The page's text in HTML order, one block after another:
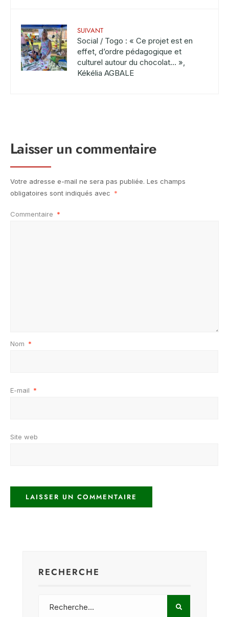
SUIVANT
Social / Togo : « Ce projet est en
effet, d’ordre pédagogique et
culturel autour du chocolat… »,
Kékélia AGBALE
Laisser un commentaire
Votre adresse e-mail ne sera pas publiée. Les champs
obligatoires sont indiqués avec *
Commentaire *
Nom *
E-mail *
Site web
RECHERCHE